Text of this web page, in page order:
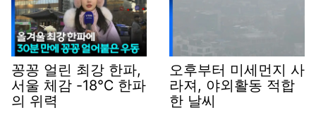
꽁꽁 얼린 최강 한파,
서울 체감 -18℃ 한파
의 위력
오후부터 미세먼지 사
라져, 야외활동 적합
한 날씨